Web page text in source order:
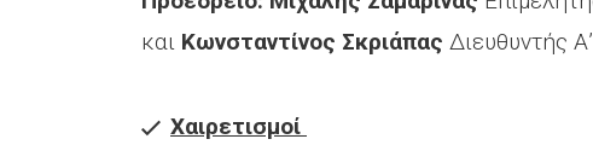
και Κωνσταντίνος Σκριάπας Διευθυντής
Χαιρετισμοί